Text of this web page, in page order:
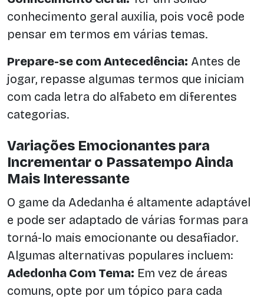
conhecimento geral auxilia, pois você pode
pensar em termos em várias temas.
Prepare-se com Antecedência: Antes de
jogar, repasse algumas termos que iniciam
com cada letra do alfabeto em diferentes
categorias.
Variações Emocionantes para
Incrementar o Passatempo Ainda
Mais Interessante
O game da Adedanha é altamente adaptável
e pode ser adaptado de várias formas para
torná-lo mais emocionante ou desafiador.
Algumas alternativas populares incluem:
Adedonha Com Tema: Em vez de áreas
comuns, opte por um tópico para cada